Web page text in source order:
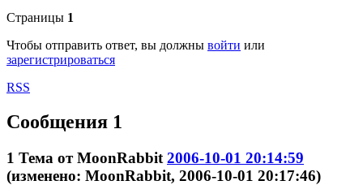
Страницы 1
Чтобы отправить ответ, вы должны войти или
зарегистрироваться
RSS
Сообщения 1
1 Тема отMoonRabbit 2006-10-01 20:14:59
(изменено: MoonRabbit, 2006-10-01 20:17:46)